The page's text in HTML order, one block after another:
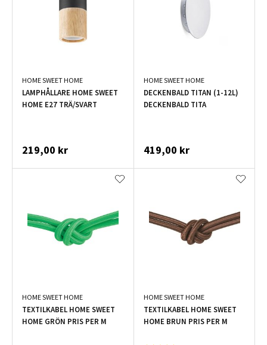
HOME SWEET HOME
LAMPHÅLLARE HOME SWEET
HOME E27 TRÄ/SVART
219,00 kr
HOME SWEET HOME
DECKENBALD TITAN (1-12L)
DECKENBALD TITA
419,00 kr
HOME SWEET HOME
TEXTILKABEL HOME SWEET
HOME GRÖN PRIS PER M
HOME SWEET HOME
TEXTILKABEL HOME SWEET
HOME BRUN PRIS PER M